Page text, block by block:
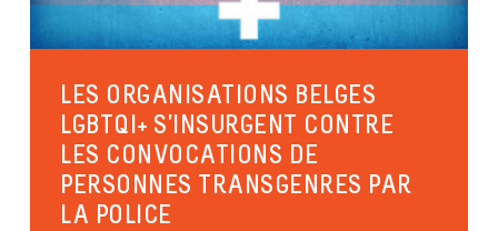
LES ORGANISATIONS BELGES
LGBTQI+ S’INSURGENT CONTRE
LES CONVOCATIONS DE
PERSONNES TRANSGENRES PAR
LA POLICE